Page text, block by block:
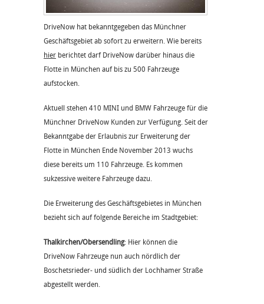
DriveNow hat bekanntgegeben das Münchner
Geschäftsgebiet ab sofort zu erweitern. Wie bereits
hier berichtet darf DriveNow darüber hinaus die
Flotte in München auf bis zu 500 Fahrzeuge
aufstocken.
Aktuell stehen 410 MINI und BMW Fahrzeuge für die
Münchner DriveNow Kunden zur Verfügung. Seit der
Bekanntgabe der Erlaubnis zur Erweiterung der
Flotte in München Ende November 2013 wuchs
diese bereits um 110 Fahrzeuge. Es kommen
sukzessive weitere Fahrzeuge dazu.
Die Erweiterung des Geschäftsgebietes in München
bezieht sich auf folgende Bereiche im Stadtgebiet:
Thalkirchen/Obersendling: Hier können die
DriveNow Fahrzeuge nun auch nördlich der
Boschetsrieder- und südlich der Lochhamer Straße
abgestellt werden.